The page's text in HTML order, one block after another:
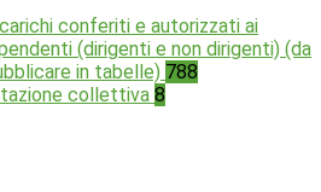
conferiti e autorizzati ai
(dirigenti e non dirigenti) (da
in tabelle) 788
collettiva 8